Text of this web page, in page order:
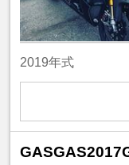
2019年式